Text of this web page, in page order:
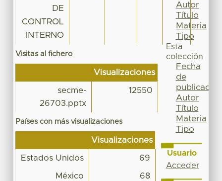
DE
CONTROL
INTERNO
Visitas al fichero
Visualizaciones
secme-
26703.pptx
12550
Países con más visualizaciones
Visualizaciones
Estados Unidos 69
México 68
Autor
Título
Materia
Tipo
Esta
colección
Fecha
de
publicación
Autor
Título
Materia
Tipo
Usuario
Acceder